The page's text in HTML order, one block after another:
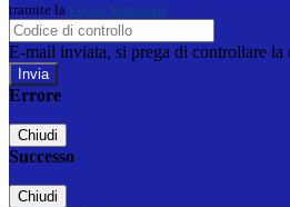
tramite la Login Spaggiari
E-mail inviata, si prega di controllare la
Errore
Chiudi
Successo
Chiudi